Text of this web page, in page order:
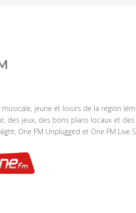
musicale, jeune et loisirs de la région
des jeux, des bons plans locaux et
One FM Unplugged et One FM Live